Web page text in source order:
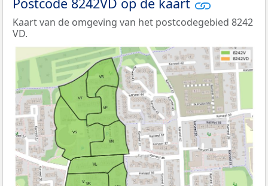
Postcode 8242VD op de kaart
Kaart van de omgeving van het postcodegebied 8242
VD.